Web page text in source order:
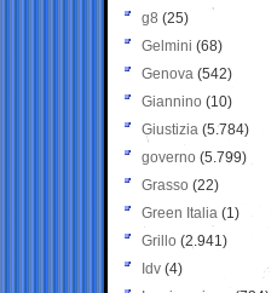
g8 (25)
Gelmini (68)
Genova (542)
Giannino (10)
Giustizia (5.784)
governo (5.799)
Grasso (22)
Green Italia (1)
Grillo (2.941)
Idv (4)